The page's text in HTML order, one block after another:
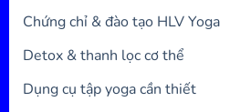
Chứng chỉ & đào tạo HLV Yoga
Detox & thanh lọc cơ thể
Dụng cụ tập yoga cần thiết